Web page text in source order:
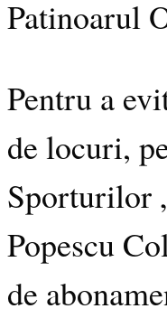
Patinoarul
Pentru a
de locuri,
Sporturilor
Popescu
de